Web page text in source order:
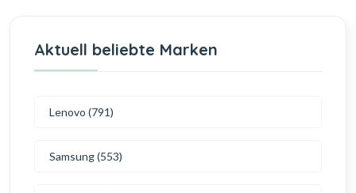
Aktuell beliebte Marken
Lenovo (791)
Samsung (553)